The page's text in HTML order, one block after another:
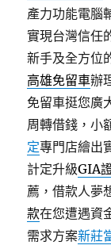
產力功能電腦
實現台灣信任
新手及全方位
高雄免留車辦
免留車挺您廣
周轉借錢，小
定專門店繪出
計定升級GIA
薦，借款人夢
款在您遭遇資
需求方案新莊